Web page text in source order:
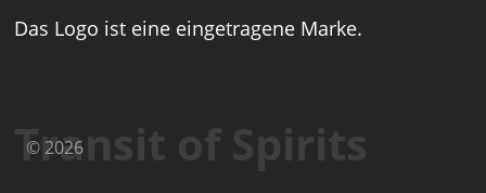
Das Logo ist eine eingetragene Marke.
Transit of Spirits
© 2026